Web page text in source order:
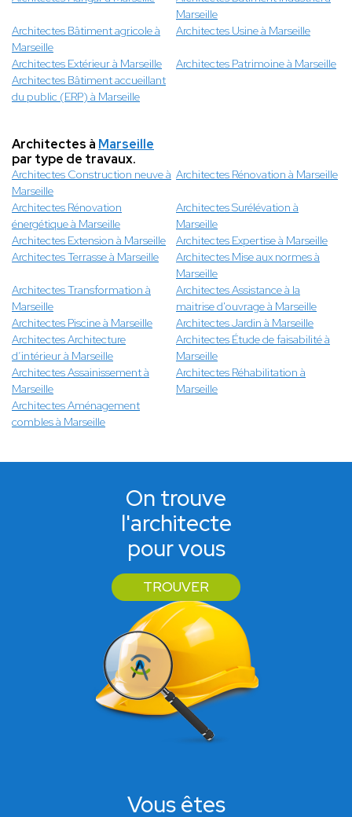
Marseille
Architectes Bâtiment agricole à
Marseille
Architectes Usine à Marseille
Architectes Extérieur à Marseille
Architectes Patrimoine à Marseille
Architectes Bâtiment accueillant
du public (ERP) à Marseille
Architectes à Marseille
par type de travaux.
Architectes Construction neuve à
Marseille
Architectes Rénovation à Marseille
Architectes Rénovation
énergétique à Marseille
Architectes Surélévation à
Marseille
Architectes Extension à Marseille
Architectes Expertise à Marseille
Architectes Terrasse à Marseille
Architectes Mise aux normes à
Marseille
Architectes Transformation à
Marseille
Architectes Assistance à la
maitrise d'ouvrage à Marseille
Architectes Piscine à Marseille
Architectes Jardin à Marseille
Architectes Architecture
d’intérieur à Marseille
Architectes Étude de faisabilité à
Marseille
Architectes Assainissement à
Marseille
Architectes Réhabilitation à
Marseille
Architectes Aménagement
combles à Marseille
On trouve
l'architecte
pour vous
TROUVER
Vous êtes